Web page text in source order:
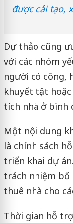
được cải tạo,
Dự thảo cũng
với các nhóm
người có công,
khuyết tật
tích nhà ở bình
Một nội dung
là chính sách
triển khai dự
trách nhiệm
thuê nhà cho
Thời gian hỗ